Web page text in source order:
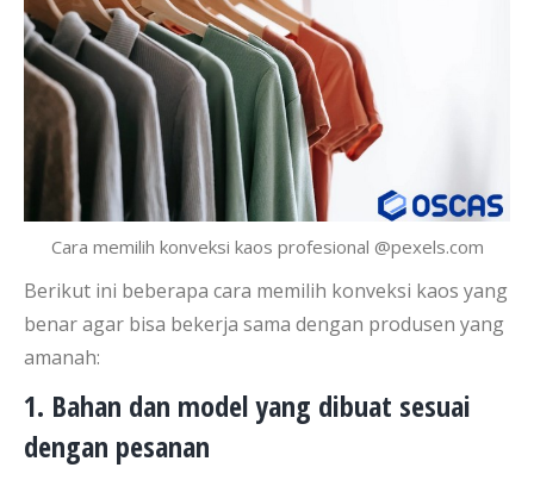
Cara memilih konveksi kaos profesional @pexels.com
Berikut ini beberapa cara memilih konveksi kaos yang
benar agar bisa bekerja sama dengan produsen yang
amanah:
1. Bahan dan model yang dibuat sesuai
dengan pesanan